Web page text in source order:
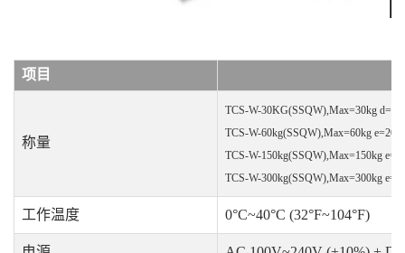
项目
称量
TCS-W-30KG(SSQW),Max=30kg d=2g
TCS-W-60kg(SSQW),Max=60kg e=20g
TCS-W-150kg(SSQW),Max=150kg
TCS-W-300kg(SSQW),Max=300kg
工作温度 0°C~40°C (32°F~104°F)